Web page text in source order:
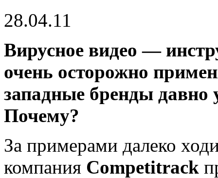
28.04.11
Вирусное видео —
очень осторожно
западные бренды давно
Почему?
За примерами далеко
компания Competitrack